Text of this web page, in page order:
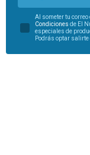
Al someter tu
Condiciones de El
especiales de
Podrás optar salirte